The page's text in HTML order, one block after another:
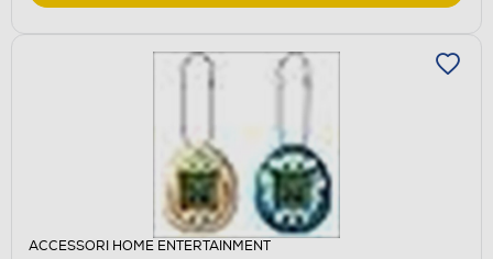
ACCESSORI HOME ENTERTAINMENT